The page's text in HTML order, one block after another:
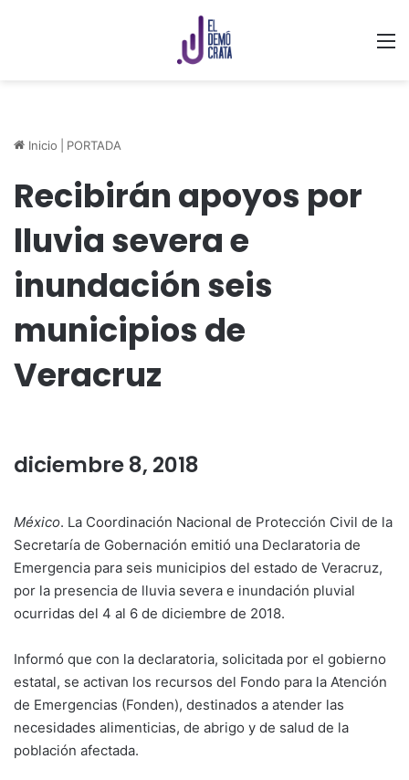
Inicio PORTADA
Recibirán apoyos por
lluvia severa e
inundación seis
municipios de
Veracruz
diciembre 8, 2018
México. La Coordinación Nacional de Protección Civil de la
Secretaría de Gobernación emitió una Declaratoria de
Emergencia para seis municipios del estado de Veracruz,
por la presencia de lluvia severa e inundación pluvial
ocurridas del 4 al 6 de diciembre de 2018.
Informó que con la declaratoria, solicitada por el gobierno
estatal, se activan los recursos del Fondo para la Atención
de Emergencias (Fonden), destinados a atender las
necesidades alimenticias, de abrigo y de salud de la
población afectada.